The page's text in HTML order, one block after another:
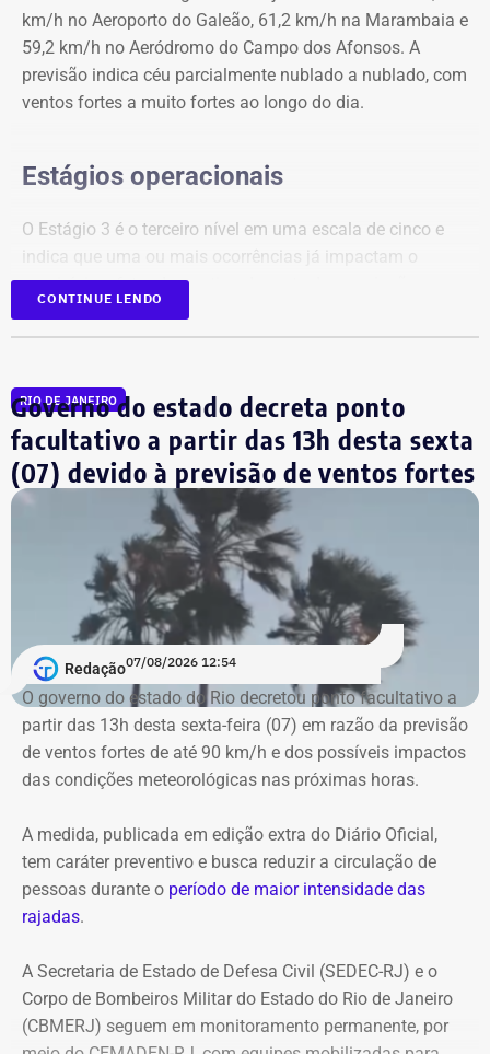
(CEAMs)
Centros Integrados de Atendimento à Mulher (CIAMs)
Patrulha Maria da Penha, da Polícia Militar, para
acompanhamento de medidas protetivas
km/h no Aeroporto do Galeão, 61,2 km/h na Marambaia e
59,2 km/h no Aeródromo do Campo dos Afonsos. A
previsão indica céu parcialmente nublado a nublado, com
ventos fortes a muito fortes ao longo do dia.
Estágios operacionais
O Estágio 3 é o terceiro nível em uma escala de cinco e
indica que uma ou mais ocorrências já impactam o
município, afetando a rotina de parte da população.
Diante do cenário, o centro de operações orienta que a
afetadas pelos ventos e mantenha distância de árvores,
postes, placas e outras estruturas que possam
representar risco durante as rajadas de vento. Também é
recomendado evitar locais descampados em caso de
ventos fortes e possíveis descargas elétricas.
Moradores de áreas de risco devem ficar atentos aos
alertas sonoros da Defesa Civil. O acionamento das
sirenes indica risco de deslizamentos e a necessidade de
deslocamento para os pontos de apoio definidos pelo
município. Em situações de emergência, a população
pode acionar o Corpo de Bombeiros pelo telefone 193 e a
Defesa Civil pelo número 199.
CONTINUE LENDO
RIO DE JANEIRO
Governo do estado decreta ponto
facultativo a partir das 13h desta sexta
(07) devido à previsão de ventos fortes
Redação07/08/2026 12:54
O governo do estado do Rio decretou ponto facultativo a
partir das 13h desta sexta-feira (07) em razão da previsão
de ventos fortes de até 90 km/h e dos possíveis impactos
das condições meteorológicas nas próximas horas.
A medida, publicada em edição extra do Diário Oficial,
tem caráter preventivo e busca reduzir a circulação de
pessoas durante o período de maior intensidade das
rajadas.
A Secretaria de Estado de Defesa Civil (SEDEC-RJ) e o
Corpo de Bombeiros Militar do Estado do Rio de Janeiro
(CBMERJ) seguem em monitoramento permanente, por